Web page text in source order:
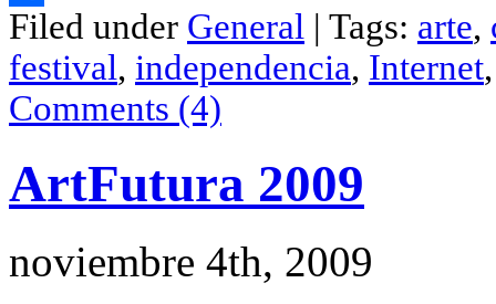
Compartir
Filed under General | Tags: arte,
festival, independencia, Internet
Comments (4)
ArtFutura 2009
noviembre 4th, 2009